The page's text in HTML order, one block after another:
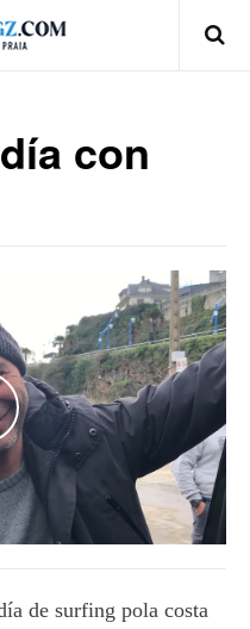
con
THE VIDEO
de surfing pola costa